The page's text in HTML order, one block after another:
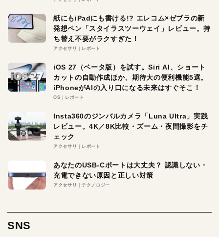
紙にもiPadにも書ける!? エレコム×ゼブラの新
発想ペン「スタイラスツーウェイ」レビュー。持
ち替え不要がラクすぎた！
アクセサリ レポート
iOS 27（ベータ版）を試す。Siri AI、ショート
カットの自動作成ほか、期待大の便利機能5選。
iPhoneがAIの入り口になる未来はすぐそこ！
OS レポート
Insta360のジンバルカメラ「Luna Ultra」実践
レビュー。4K／8K比較・ズーム・夜間撮影をチ
ェック
アクセサリ レポート
あなたのUSB-Cポートは大丈夫？ 認識しない・
充電できない原因と正しい対策
アクセサリ テクノロジー
SNS